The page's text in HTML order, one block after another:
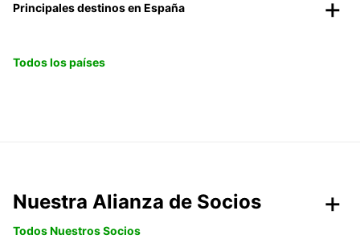
Principales destinos en España
Todos los países
Nuestra Alianza de Socios
Todos Nuestros Socios